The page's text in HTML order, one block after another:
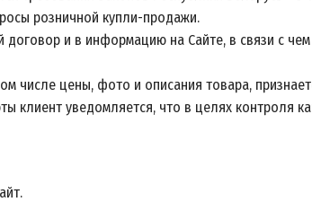
розничной купли-продажи.
и в информацию на Сайте, в связи с
числе цены, фото и описания товара,
уведомляется, что в целях контроля